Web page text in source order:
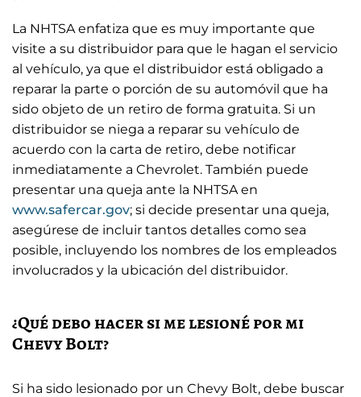
La NHTSA enfatiza que es muy importante que
visite a su distribuidor para que le hagan el servicio
al vehículo, ya que el distribuidor está obligado a
reparar la parte o porción de su automóvil que ha
sido objeto de un retiro de forma gratuita. Si un
distribuidor se niega a reparar su vehículo de
acuerdo con la carta de retiro, debe notificar
inmediatamente a Chevrolet. También puede
presentar una queja ante la NHTSA en
www.safercar.gov; si decide presentar una queja,
asegúrese de incluir tantos detalles como sea
posible, incluyendo los nombres de los empleados
involucrados y la ubicación del distribuidor.
¿Qué debo hacer si me lesioné por mi
Chevy Bolt?
Si ha sido lesionado por un Chevy Bolt, debe buscar